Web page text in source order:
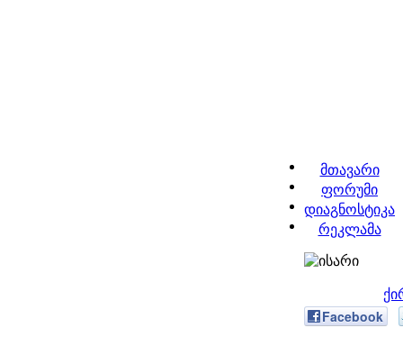
მთავარი
ფორუმი
დიაგნოსტიკა
რეკლამა
Facebook